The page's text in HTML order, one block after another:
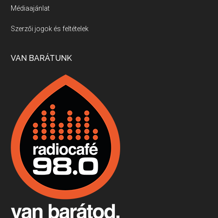
Villány, kékfrankos, Jackfall
Apr 17, 2026 • 00:35:38
Boston, teadélután, bab és homár
Apr 9, 2026 • 00:37:17
Fermentáljunk, a testünk meghálálja!
Apr 3, 2026 • 00:36:07
Médiaajánlat
Szerzői jogok és feltételek
VAN BARÁTUNK